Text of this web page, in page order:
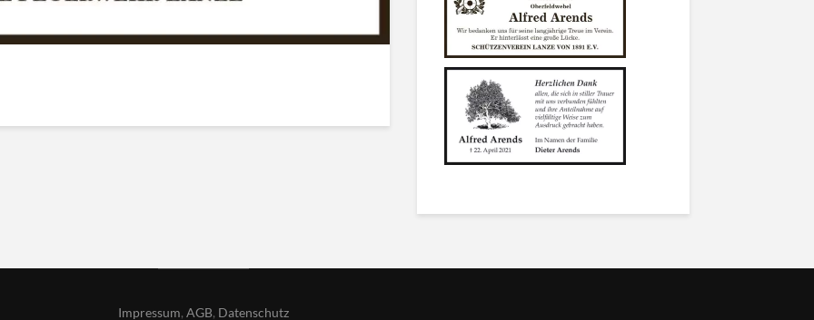
Impressum, AGB, Datenschutz